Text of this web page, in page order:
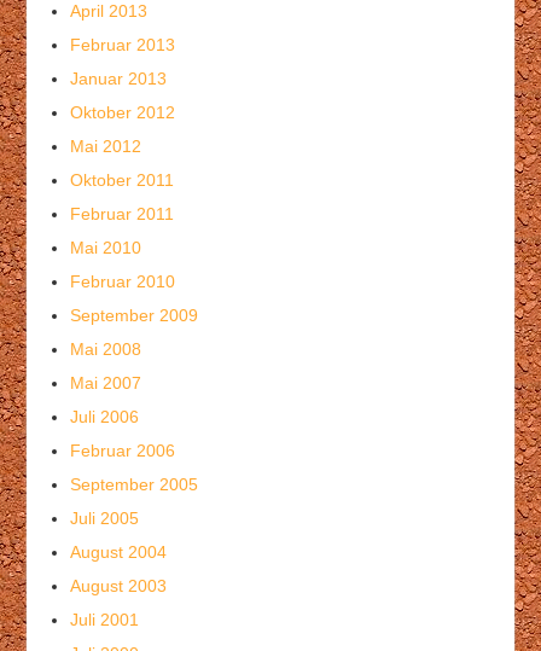
April 2013
Februar 2013
Januar 2013
Oktober 2012
Mai 2012
Oktober 2011
Februar 2011
Mai 2010
Februar 2010
September 2009
Mai 2008
Mai 2007
Juli 2006
Februar 2006
September 2005
Juli 2005
August 2004
August 2003
Juli 2001